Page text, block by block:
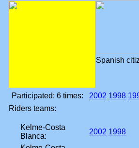
Spanish
Participated: 6 times: 2002 1998
Riders teams:
Kelme-Costa
Blanca:
2002 1998